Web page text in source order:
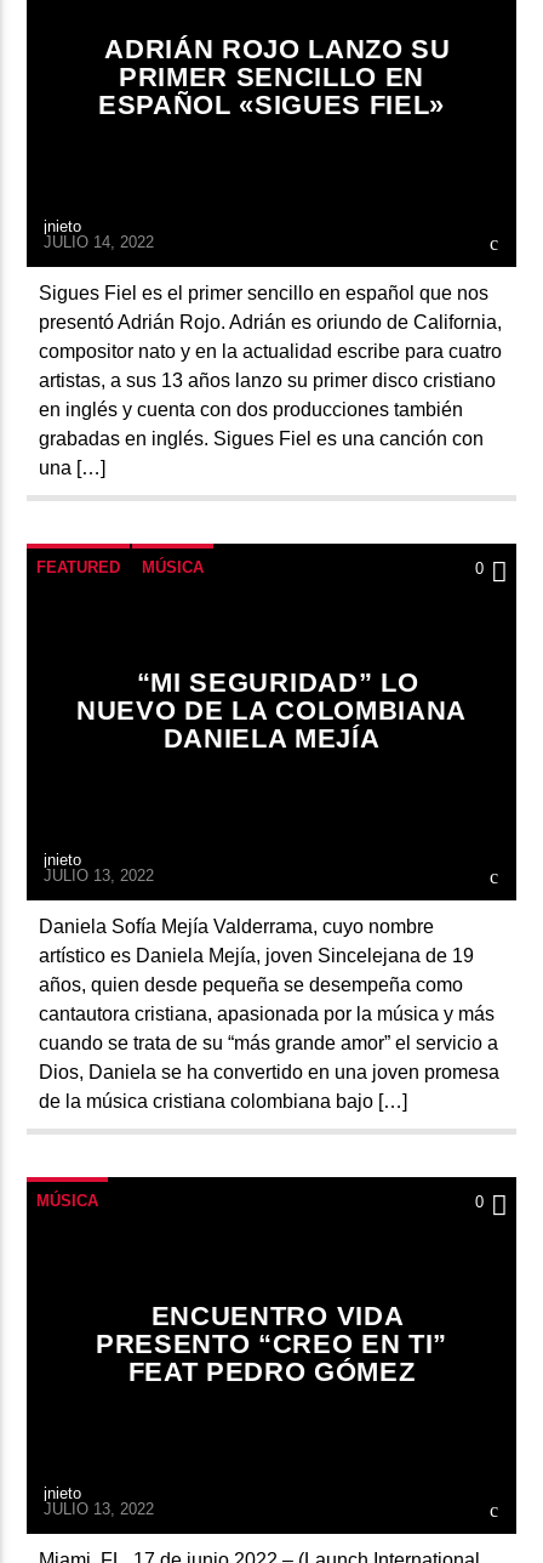
ADRIÁN ROJO LANZO SU
PRIMER SENCILLO EN
ESPAÑOL «SIGUES FIEL»
jnieto
JULIO 14, 2022
Sigues Fiel es el primer sencillo en español que nos
presentó Adrián Rojo. Adrián es oriundo de California,
compositor nato y en la actualidad escribe para cuatro
artistas, a sus 13 años lanzo su primer disco cristiano
en inglés y cuenta con dos producciones también
grabadas en inglés. Sigues Fiel es una canción con
una […]
FEATURED MÚSICA 0
“MI SEGURIDAD” LO
NUEVO DE LA COLOMBIANA
DANIELA MEJÍA
jnieto
JULIO 13, 2022
Daniela Sofía Mejía Valderrama, cuyo nombre
artístico es Daniela Mejía, joven Sincelejana de 19
años, quien desde pequeña se desempeña como
cantautora cristiana, apasionada por la música y más
cuando se trata de su “más grande amor” el servicio a
Dios, Daniela se ha convertido en una joven promesa
de la música cristiana colombiana bajo […]
MÚSICA 0
ENCUENTRO VIDA
PRESENTO “CREO EN TI”
FEAT PEDRO GÓMEZ
jnieto
JULIO 13, 2022